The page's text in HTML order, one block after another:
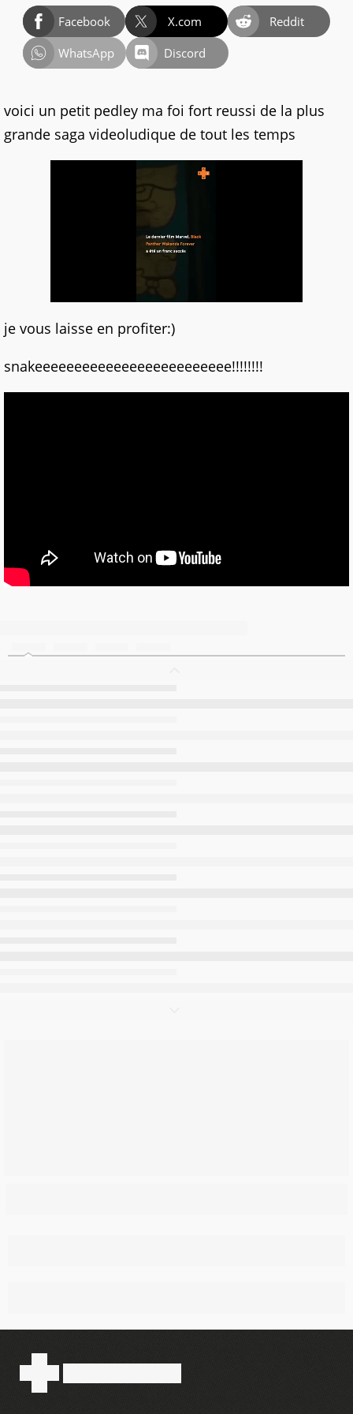
Facebook X.com
Reddit
WhatsApp
Discord
voici un petit pedley ma foi fort reussi de la plus
grande saga videoludique de tout les temps
je vous laisse en profiter:)
snakeeeeeeeeeeeeeeeeeeeeeeeee!!!!!!!!